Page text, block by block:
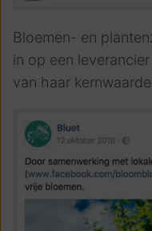
Bloemen- en
in op een
van haar